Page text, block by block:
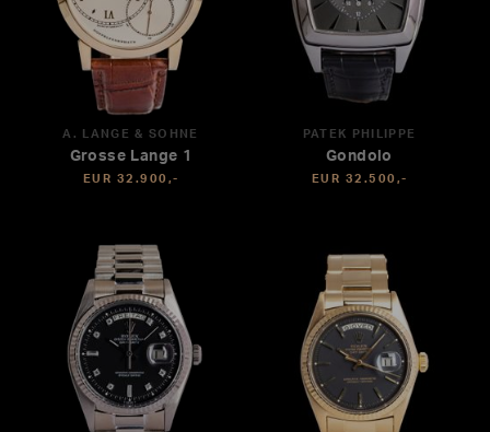
A. LANGE & SÖHNE
Grosse Lange 1
EUR 32.900,-
PATEK PHILIPPE
Gondolo
EUR 32.500,-